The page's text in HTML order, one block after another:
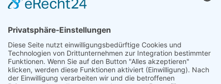
Eine Webseite von Pfeiffer-IT
Newsletter erhalten